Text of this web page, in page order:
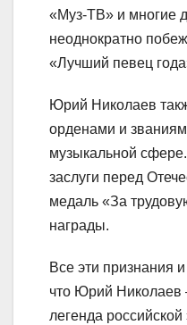
«Муз-ТВ» и многие
неоднократно
«Лучший певец
Юрий Николаев
орденами и
музыкальной
заслуги перед
медаль «За
награды.
Все эти признания
что Юрий Николаев
легенда